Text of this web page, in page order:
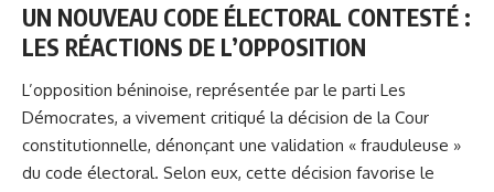
UN NOUVEAU CODE ÉLECTORAL CONTESTÉ :
LES RÉACTIONS DE L’OPPOSITION
L’opposition béninoise, représentée par le parti Les
Démocrates, a vivement critiqué la décision de la Cour
constitutionnelle, dénonçant une validation « frauduleuse »
du code électoral. Selon eux, cette décision favorise le